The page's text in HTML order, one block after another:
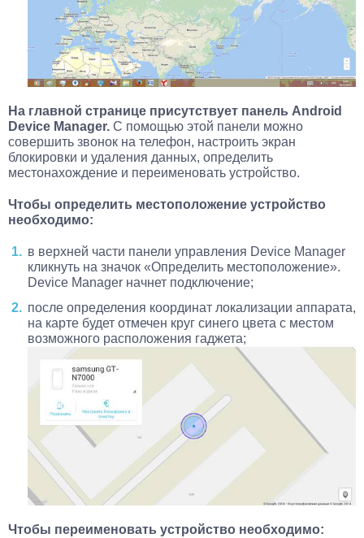
На главной странице присутствует панель Android
Device Manager. С помощью этой панели можно
совершить звонок на телефон, настроить экран
блокировки и удаления данных, определить
местонахождение и переименовать устройство.
Чтобы определить местоположение устройство
необходимо:
в верхней части панели управления Device Manager
кликнуть на значок «Определить местоположение».
Device Manager начнет подключение;
после определения координат локализации аппарата,
на карте будет отмечен круг синего цвета с местом
возможного расположения гаджета;
Чтобы переименовать устройство необходимо: